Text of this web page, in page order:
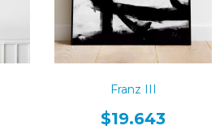
Franz III
$19.643